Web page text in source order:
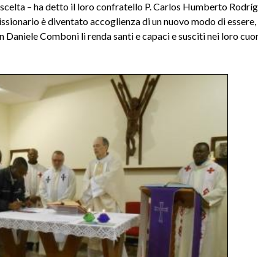
– ha detto il loro confratello P. Carlos Humberto
è diventato accoglienza di un nuovo modo di
Daniele Comboni li renda santi e capaci e susciti nei loro